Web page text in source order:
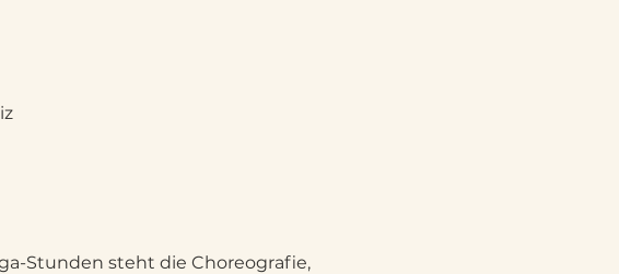
Stunden steht die Choreografie,